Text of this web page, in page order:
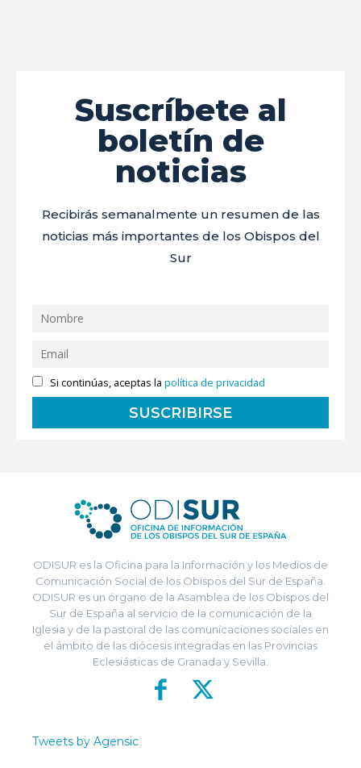
Suscríbete al
boletín de
noticias
Recibirás semanalmente un resumen de las
noticias más importantes de los Obispos del
Sur
Si continúas, aceptas lapolítica de privacidad
ODISUR es la Oficina para la Información y los Medios de
Comunicación Social de los Obispos del Sur de España.
ODISUR es un órgano de la Asamblea de los Obispos del
Sur de España al servicio de la comunicación de la
Iglesia y de la pastoral de las comunicaciones sociales en
el ámbito de las diócesis integradas en las Provincias
Eclesiásticas de Granada y Sevilla.
Tweets by Agensic